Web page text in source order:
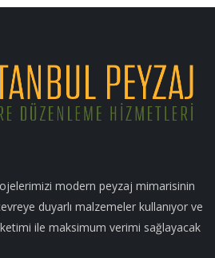
modern peyzaj mimarisinin
duyarlı malzemeler kullanıyor ve
ile maksimum verimi sağlayacak